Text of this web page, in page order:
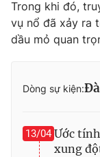
Trong khi đó,
vụ nổ đã xảy ra
dầu mỏ quan
Dòng sự kiện:
13/04 Ước
xung